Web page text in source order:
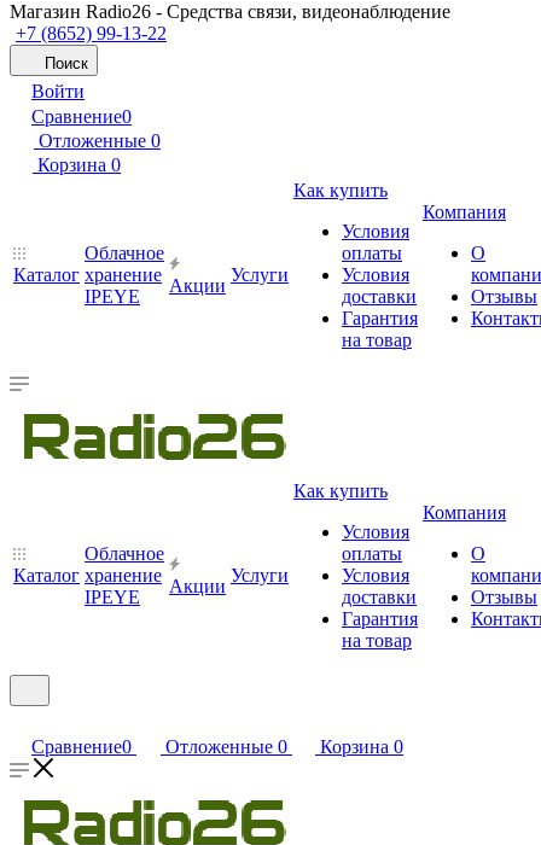
Магазин Radio26 - Средства связи, видеонаблюдение
+7 (8652) 99-13-22
Поиск
Войти
Сравнение0
Отложенные 0
Корзина 0
Каталог
Облачное
хранение
IPEYE
Акции
Услуги
Как купить
Условия
оплаты
Условия
доставки
Гарантия
на товар
Компания
О
Отзывы
Каталог
Облачное
хранение
IPEYE
Акции
Услуги
Как купить
Условия
оплаты
Условия
доставки
Гарантия
на товар
Компания
О
Отзывы
Сравнение0 Отложенные 0 Корзина 0